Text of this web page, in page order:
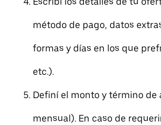
método de pago, datos
formas y días en los que
etc.).
Definí el monto y término de
mensual). En caso de